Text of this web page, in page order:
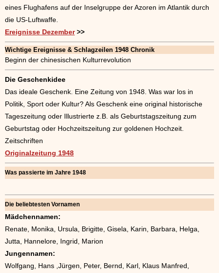
eines Flughafens auf der Inselgruppe der Azoren im Atlantik durch
die US-Luftwaffe.
Ereignisse Dezember>>
Wichtige Ereignisse & Schlagzeilen 1948 Chronik
Beginn der chinesischen Kulturrevolution
Die Geschenkidee
Das ideale Geschenk. Eine Zeitung von 1948. Was war los in
Politik, Sport oder Kultur? Als Geschenk eine original historische
Tageszeitung oder Illustrierte z.B. als Geburtstagszeitung zum
Geburtstag oder Hochzeitszeitung zur goldenen Hochzeit.
Zeitschriften
Originalzeitung 1948
Was passierte im Jahre 1948
Die beliebtesten Vornamen
Mädchennamen:
Renate, Monika, Ursula, Brigitte, Gisela, Karin, Barbara, Helga,
Jutta, Hannelore, Ingrid, Marion
Jungennamen:
Wolfgang, Hans ,Jürgen, Peter, Bernd, Karl, Klaus Manfred,